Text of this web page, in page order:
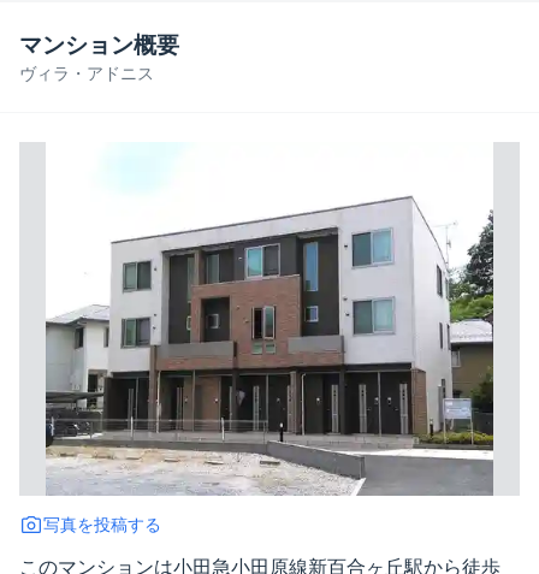
ヴィラ・アドニス
マンション概要
写真を投稿する
このマンションは小田急小田原線新百合ヶ丘駅から徒歩